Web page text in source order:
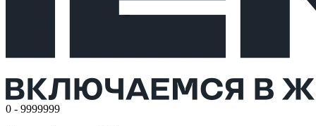
0 - 9999999